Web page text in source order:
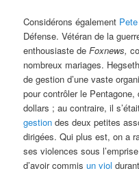
Considérons également
Défense. Vétéran de la
enthousiaste deFoxnews,
nombreux mariages.
de gestion d’une vaste
pour contrôler le Pentagone,
dollars ; au contraire, il
gestion des deux petites
dirigées. Qui plus est, on a
ses violences sous
d’avoir commisun viol